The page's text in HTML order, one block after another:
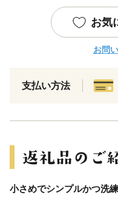
お気
お問
支払い方法
小さめでシンプルかつ洗